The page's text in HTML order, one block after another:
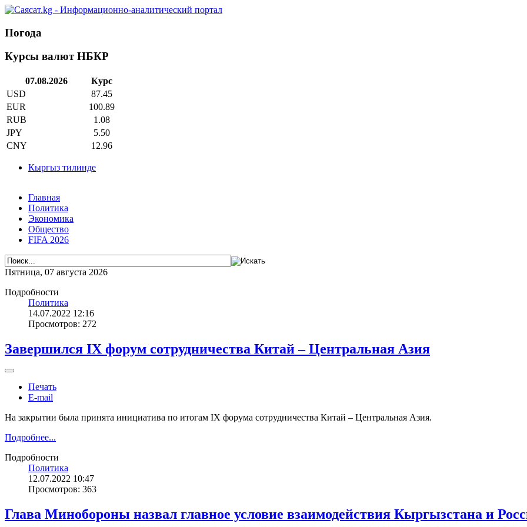
Погода
Курсы валют НБКР
07.08.2026
Курс
USD
87.45
EUR
100.89
RUB
1.08
JPY
5.50
CNY
12.96
Кыргыз тилинде
Главная
Политика
Экономика
Общество
FIFA 2026
Пятница, 07 августа 2026
Подробности
Политика
14.07.2022 12:16
Просмотров: 272
Завершился IX форум сотрудничества Китай – Центральная Азия
Печать
E-mail
На закрытии была принята инициатива по итогам IX форума сотрудничества Китай – Центральная Азия.
Подробнее...
Подробности
Политика
12.07.2022 10:47
Просмотров: 363
Глава Минобороны назвал главное условие взаимодействия Кыргызстана и